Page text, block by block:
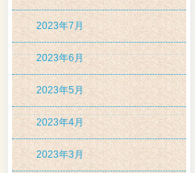
2023年7月
2023年6月
2023年5月
2023年4月
2023年3月